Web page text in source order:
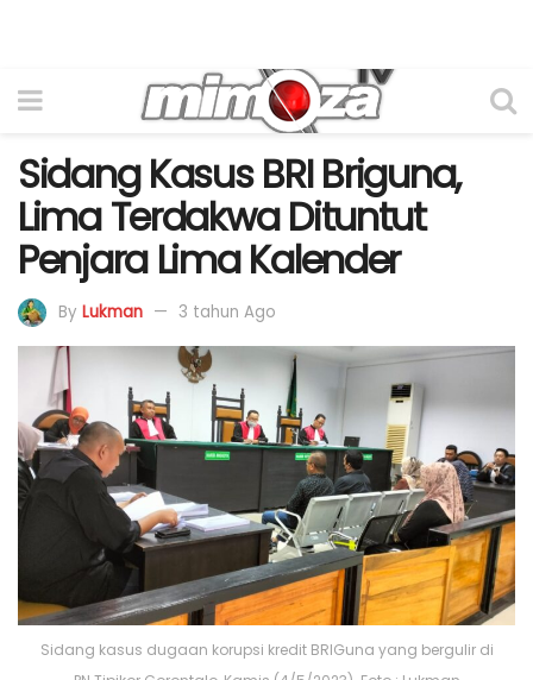
Sidang Kasus BRI Briguna,
Lima Terdakwa Dituntut
Penjara Lima Kalender
By Lukman 3 tahun Ago
Sidang kasus dugaan korupsi kredit BRIGuna yang bergulir di